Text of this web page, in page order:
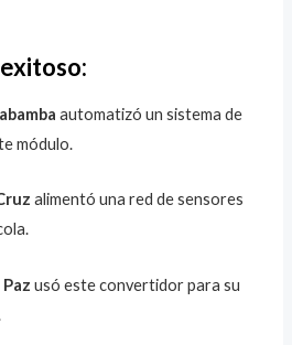
automatizó un sistema de
módulo.
alimentó una red de sensores
usó este convertidor para su